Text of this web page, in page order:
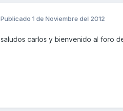
Publicado 1 de Noviembre del 2012
saludos carlos y bienvenido al foro